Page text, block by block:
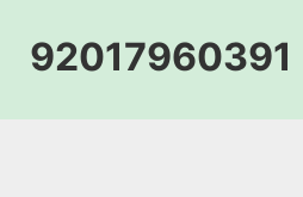
92017960391